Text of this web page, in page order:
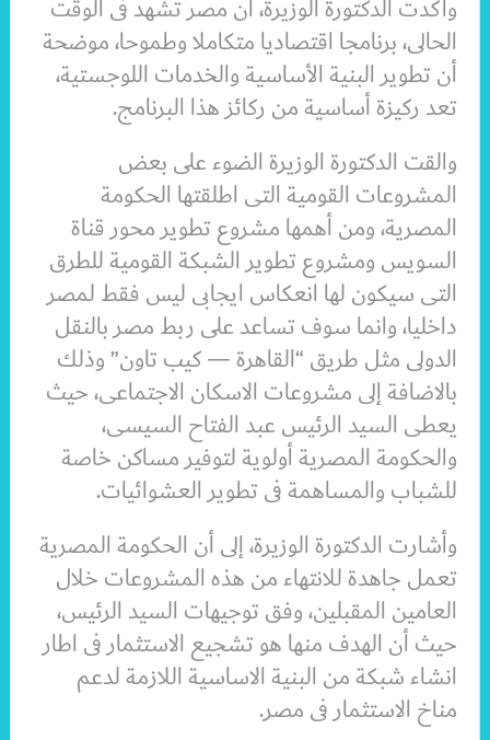
وأكدت الدكتورة الوزيرة، أن مصر تشهد فى الوقت
الحالى، برنامجا اقتصاديا متكاملا وطموحا، موضحة
أن تطوير البنية الأساسية والخدمات اللوجستية،
تعد ركيزة أساسية من ركائز هذا البرنامج.
والقت الدكتورة الوزيرة الضوء على بعض
المشروعات القومية التى اطلقتها الحكومة
المصرية، ومن أهمها مشروع تطوير محور قناة
السويس ومشروع تطوير الشبكة القومية للطرق
التى سيكون لها انعكاس ايجابى ليس فقط لمصر
داخليا، وانما سوف تساعد على ربط مصر بالنقل
الدولى مثل طريق “القاهرة — كيب تاون” وذلك
بالاضافة إلى مشروعات الاسكان الاجتماعى، حيث
يعطى السيد الرئيس عبد الفتاح السيسى،
والحكومة المصرية أولوية لتوفير مساكن خاصة
للشباب والمساهمة فى تطوير العشوائيات.
وأشارت الدكتورة الوزيرة، إلى أن الحكومة المصرية
تعمل جاهدة للانتهاء من هذه المشروعات خلال
العامين المقبلين، وفق توجيهات السيد الرئيس،
حيث أن الهدف منها هو تشجيع الاستثمار فى اطار
انشاء شبكة من البنية الاساسية اللازمة لدعم
مناخ الاستثمار فى مصر.